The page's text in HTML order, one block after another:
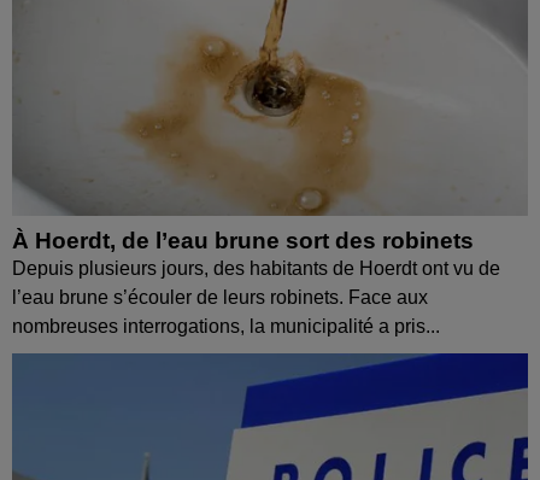
À Hoerdt, de l’eau brune sort des robinets
Depuis plusieurs jours, des habitants de Hoerdt ont vu de
l’eau brune s’écouler de leurs robinets. Face aux
nombreuses interrogations, la municipalité a pris...